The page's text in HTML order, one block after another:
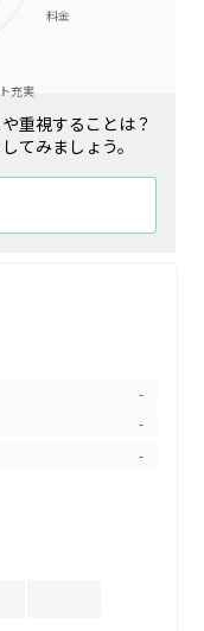
料金
充実
重視することは？
てみましょう。
-
-
-